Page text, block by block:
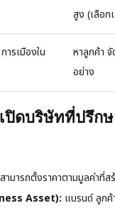
สูง (เลือก
ารเมืองใน
หาลูกค้า จั
อย่าง
ปิดบริษัทที่ปรึก
มารถตั้งราคาตามมูลค่าที่ส
Asset): แบรนด์ ลูกค้